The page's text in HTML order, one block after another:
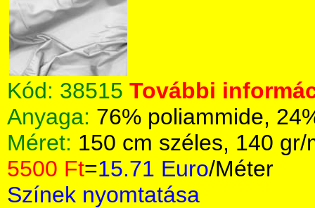
Kód: 38515 További
Anyaga: 76% poliammide,
Méret: 150 cm széles, 140 gr/
5500 Ft=15.71 Euro/Méter
Színek nyomtatása